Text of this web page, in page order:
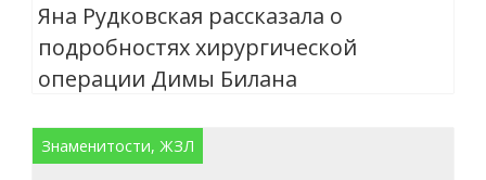
Яна Рудковская рассказала о
подробностях хирургической
операции Димы Билана
Знаменитости, ЖЗЛ